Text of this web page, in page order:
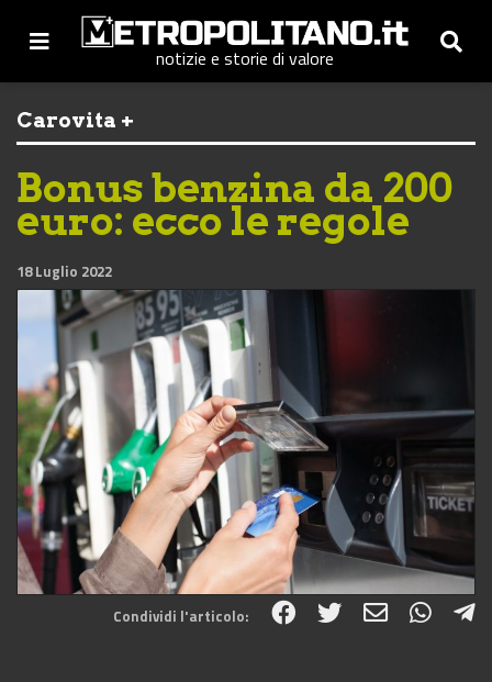
notizie e storie di valore
Carovita +
Bonus benzina da 200
euro: ecco le regole
18 Luglio 2022
Condividi l'articolo: